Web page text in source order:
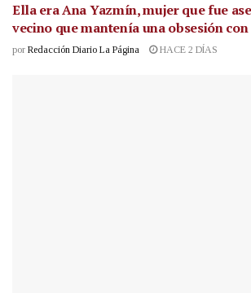
Ella era Ana Yazmín, mujer que fue
vecino que mantenía una obsesión
por Redacción Diario La Página HACE 2 DÍAS